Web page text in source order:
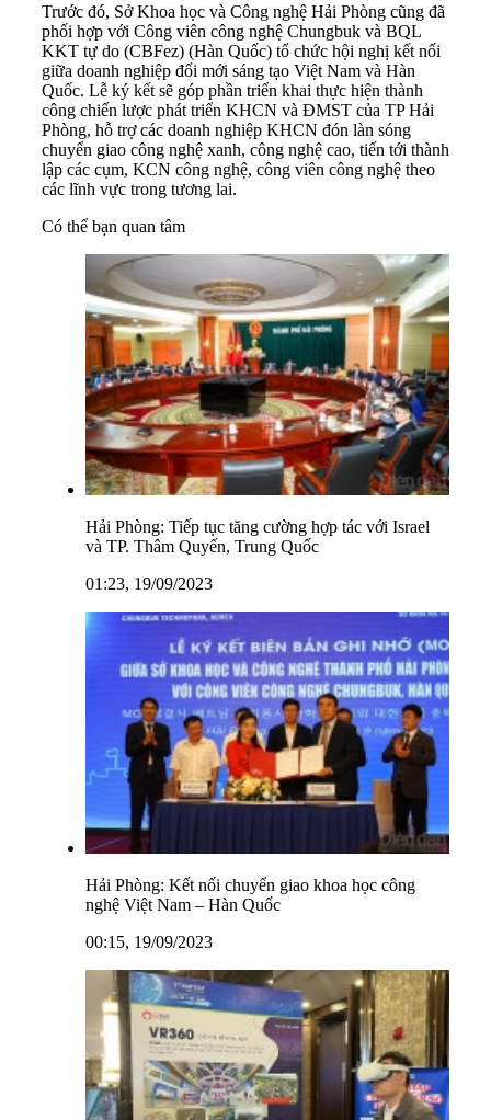
Trước đó, Sở Khoa học và Công nghệ Hải Phòng cũng đã
phối hợp với Công viên công nghệ Chungbuk và BQL
KKT tự do (CBFez) (Hàn Quốc) tổ chức hội nghị kết nối
giữa doanh nghiệp đổi mới sáng tạo Việt Nam và Hàn
Quốc. Lễ ký kết sẽ góp phần triển khai thực hiện thành
công chiến lược phát triển KHCN và ĐMST của TP Hải
Phòng, hỗ trợ các doanh nghiệp KHCN đón làn sóng
chuyển giao công nghệ xanh, công nghệ cao, tiến tới thành
lập các cụm, KCN công nghệ, công viên công nghệ theo
các lĩnh vực trong tương lai.
Có thể bạn quan tâm
Hải Phòng: Tiếp tục tăng cường hợp tác với Israel
và TP. Thâm Quyến, Trung Quốc
01:23, 19/09/2023
Hải Phòng: Kết nối chuyển giao khoa học công
nghệ Việt Nam – Hàn Quốc
00:15, 19/09/2023